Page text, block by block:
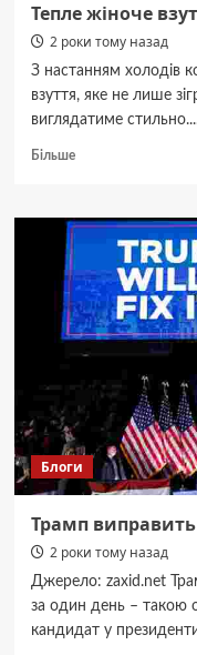
Тепле жіноче
2 роки тому назад
З настанням холодів
взуття, яке не лише
виглядатиме
БільшеДокладніше
жіноче
тренди
цієї
зими
Блоги
Трамп виправить
2 роки тому назад
Джерело: zaxid.net
за один день – такою
кандидат у